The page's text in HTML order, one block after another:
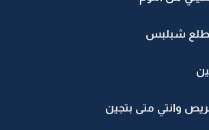
اطلع شبلبس
وانتي متى بتجين